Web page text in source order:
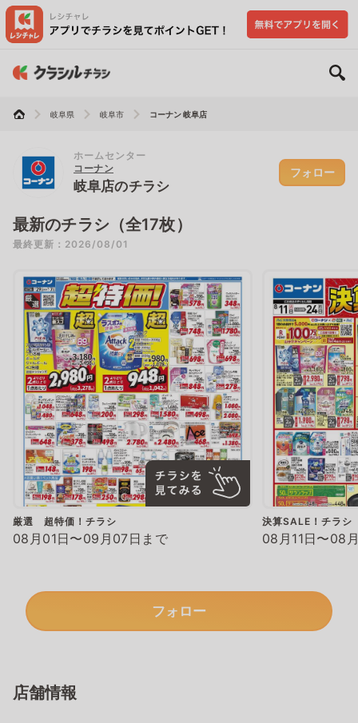
岐阜県 岐阜市 コーナン 岐阜店
ホームセンター
コーナン
岐阜店のチラシ
フォロー
最新のチラシ（全17枚）
最終更新：2026/08/01
厳選 超特価！チラシ
08月01日〜09月07日まで
決算SALE！チラシ
08月11日〜08
フォロー
店舗情報